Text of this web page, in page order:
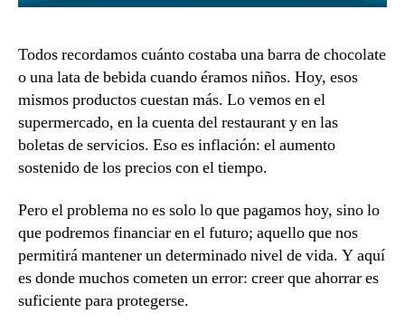
Todos recordamos cuánto costaba una barra de chocolate
o una lata de bebida cuando éramos niños. Hoy, esos
mismos productos cuestan más. Lo vemos en el
supermercado, en la cuenta del restaurant y en las
boletas de servicios. Eso es inflación: el aumento
sostenido de los precios con el tiempo.
Pero el problema no es solo lo que pagamos hoy, sino lo
que podremos financiar en el futuro; aquello que nos
permitirá mantener un determinado nivel de vida. Y aquí
es donde muchos cometen un error: creer que ahorrar es
suficiente para protegerse.